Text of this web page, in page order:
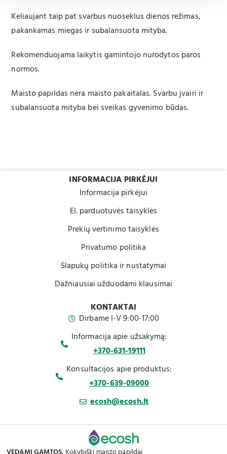
Keliaujant taip pat svarbus nuoseklus dienos režimas,
pakankamas miegas ir subalansuota mityba.
Rekomenduojama laikytis gamintojo nurodytos paros
normos.
Maisto papildas nėra maisto pakaitalas. Svarbu įvairi ir
subalansuota mityba bei sveikas gyvenimo būdas.
INFORMACIJA PIRKĖJUI
Informacija pirkėjui
El. parduotuvės taisyklės
Prekių vertinimo taisyklės
Privatumo politika
Slapukų politika ir nustatymai
Dažniausiai užduodami klausimai
KONTAKTAI
Dirbame I-V 9:00-17:00
Informacija apie užsakymą:
+370-631-19111
Konsultacijos apie produktus:
+370-639-09000
ecosh@ecosh.lt